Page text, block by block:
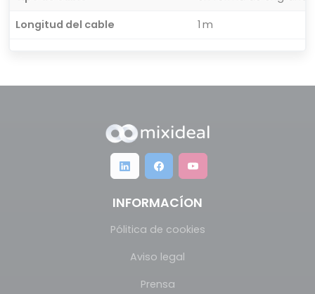
Longitud del cable
1 m
INFORMACÍON
Pólitica de cookies
Aviso legal
Prensa